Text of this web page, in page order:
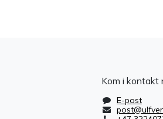
Kom i kontakt
E-post